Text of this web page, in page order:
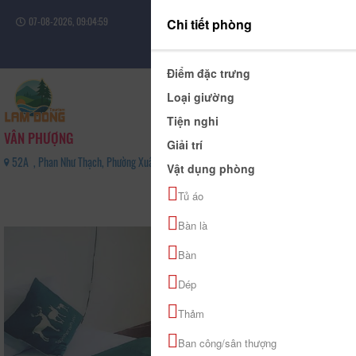
07-08-2026, 09:05:00
Đăng nhập
VÂN PHƯỢNG
52A , Phan Như Thạch, Phường Xuân Hương - Đà Lạt, Tỉnh Lâm Đồng - 0916796166
Chi tiết phòng
Điểm đặc trưng
Loại giường
Tiện nghi
Giải trí
Vật dụng phòng
Tủ áo
Bàn là
Bàn
Dép
Thảm
Ban công/sân thượng